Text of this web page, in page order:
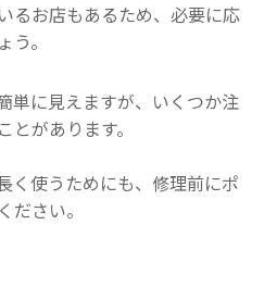
るお店もあるため、必要に応
。
単に見えますが、いくつか注
があります。
く使うためにも、修理前にポ
ださい。